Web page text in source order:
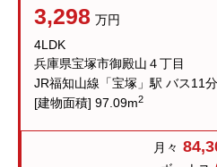
3,298 万円
4LDK
兵庫県宝塚市御殿山４丁目
JR福知山線「宝塚」駅 バス11
[建物面積] 97.09m2
月々